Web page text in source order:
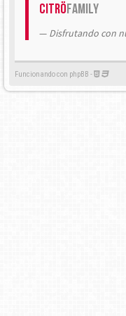
CitröFamily
Disfrutando con
Funcionando con phpBB -